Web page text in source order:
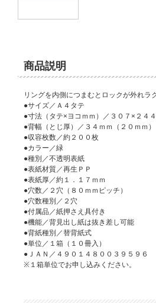
商品説明
リングを内側につまむとロックが外れ
●サイズ／Ａ４タテ
●寸法（タテ×ヨコｍｍ）／３０７×２４４
●背幅（とじ厚）／３４ｍｍ（２０ｍｍ）
●収容枚数／約２００枚
●カラー／緑
●種別／不透明表紙
●表紙材質／再生ＰＰ
●表紙厚／約１．１７ｍｍ
●穴数／２穴（８０ｍｍピッチ）
●穴数種別／２穴
●付属品／紙押さえ具付き
●機能／背見出し紙は抜き差し可能
●背紙種別／替背紙式
●単位／１箱（１０冊入）
●ＪＡＮ／４９０１４８００３９５９６
※１箱単位でお申し込みください。